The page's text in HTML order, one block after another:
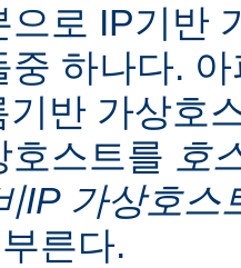
으로 IP기반
중 하나다.
기반 가상호
호스트를 호
IP 가상호스
른다.